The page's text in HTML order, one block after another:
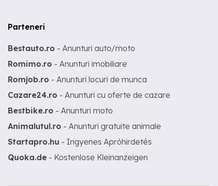
Parteneri
Bestauto.ro - Anunturi auto/moto
Romimo.ro - Anunturi imobiliare
Romjob.ro - Anunturi locuri de munca
Cazare24.ro - Anunturi cu oferte de cazare
Bestbike.ro - Anunturi moto
Animalutul.ro - Anunturi gratuite animale
Startapro.hu - Ingyenes Apróhirdetés
Quoka.de - Kostenlose Kleinanzeigen